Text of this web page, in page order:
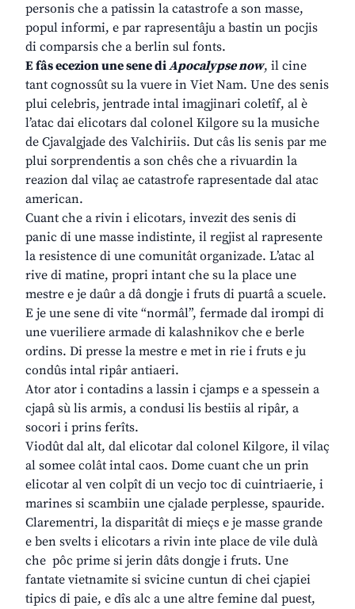
personis che a patissin la catastrofe a son masse,
popul informi, e par rapresentâju a bastin un pocjis
di comparsis che a berlin sul fonts.
E fâs ecezion une sene diApocalypse now, il cine
tant cognossût su la vuere in Viet Nam. Une des senis
plui celebris, jentrade intal imagjinari coletîf, al è
l’atac dai elicotars dal colonel Kilgore su la musiche
de Cjavalgjade des Valchiriis. Dut câs lis senis par me
plui sorprendentis a son chês che a rivuardin la
reazion dal vilaç ae catastrofe rapresentade dal atac
american.
Cuant che a rivin i elicotars, invezit des senis di
panic di une masse indistinte, il regjist al rapresente
la resistence di une comunitât organizade. L’atac al
rive di matine, propri intant che su la place une
mestre e je daûr a dâ dongje i fruts di puartâ a scuele.
E je une sene di vite “normâl”, fermade dal irompi di
une vueriliere armade di kalashnikov che e berle
ordins. Di presse la mestre e met in rie i fruts e ju
condûs intal ripâr antiaeri.
Ator ator i contadins a lassin i cjamps e a spessein a
cjapâ sù lis armis, a condusi lis bestiis al ripâr, a
socori i prins ferîts.
Viodût dal alt, dal elicotar dal colonel Kilgore, il vilaç
al somee colât intal caos. Dome cuant che un prin
elicotar al ven colpît di un vecjo toc di cuintriaerie, i
marines si scambiin une cjalade perplesse, spauride.
Clarementri, la disparitât di mieçs e je masse grande
e ben svelts i elicotars a rivin inte place de vile dulà
che pôc prime si jerin dâts dongje i fruts. Une
fantate vietnamite si svicine cuntun di chei cjapiei
tipics di paie, e dîs alc a une altre femine dal puest,